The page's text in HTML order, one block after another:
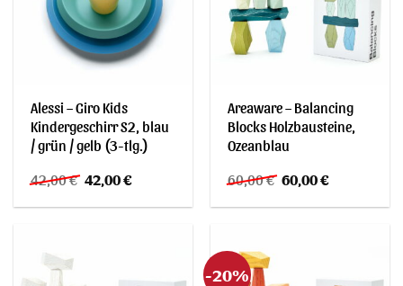
Alessi – Giro Kids
Kindergeschirr S2, blau
/ grün / gelb (3-tlg.)
42,00€ Ursprünglicher
Preis
war:
42,00€Aktueller
ist:
Areaware – Balancing
Blocks Holzbausteine,
Ozeanblau
60,00€ Ursprünglicher
Preis
war:
60,00€Aktueller
ist:
-20%